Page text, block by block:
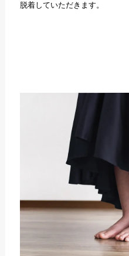
脱着していただきます。